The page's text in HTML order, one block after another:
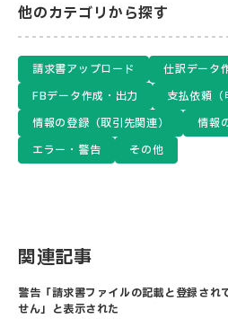
他のカテゴリから探す
請求書アップロード
仕訳データ
FBデータ作成・出力
支払依頼（
情報の登録（取引先関連）
情報
エラー・警告
その他
関連記事
警告「請求書ファイルの記載と登録され
せん」と表示された